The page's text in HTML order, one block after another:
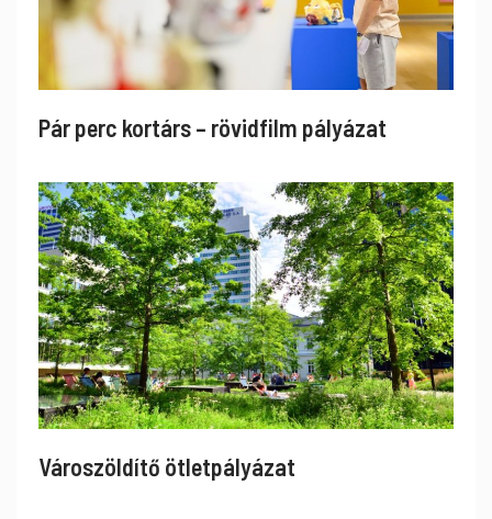
Pár perc kortárs – rövidfilm pályázat
Városzöldítő ötletpályázat